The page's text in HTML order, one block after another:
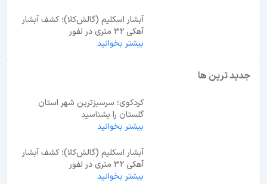
آبشار اسکلیم (گالش‌کلا)؛ کشف آبشار
آهکی ۳۲ متری در لفور
بیشتر بخوانید
جدید ترین ها
کردکوی؛ سرسبزترین شهر استان
گلستان را بشناسید
بیشتر بخوانید
آبشار اسکلیم (گالش‌کلا)؛ کشف آبشار
آهکی ۳۲ متری در لفور
بیشتر بخوانید